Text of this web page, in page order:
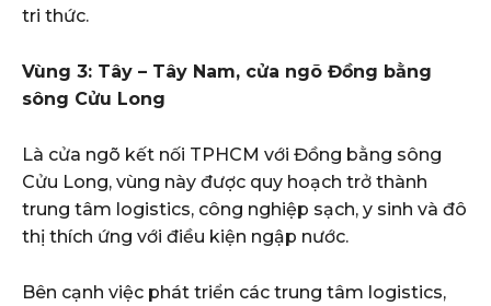
tri thức.
Vùng 3: Tây – Tây Nam, cửa ngõ Đồng bằng
sông Cửu Long
Là cửa ngõ kết nối TPHCM với Đồng bằng sông
Cửu Long, vùng này được quy hoạch trở thành
trung tâm logistics, công nghiệp sạch, y sinh và đô
thị thích ứng với điều kiện ngập nước.
Bên cạnh việc phát triển các trung tâm logistics,